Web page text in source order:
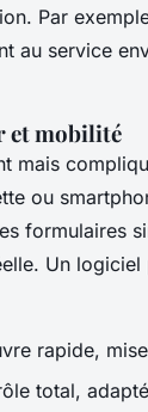
Par
au service
et mobilité
mais
ou
formulaires
Un
rapide,
total,